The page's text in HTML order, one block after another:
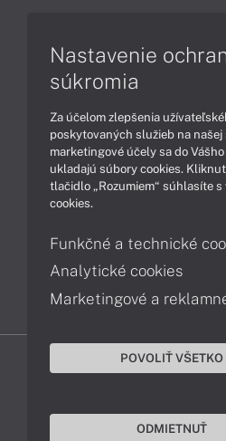
Ako nakupovať
Podpora a servis
Servisné
Diagnostiky online
DELL-SHOP © 2011 - 2026
Nastavenie
súkromia
Za účelom zlepšenia
poskytovaných služieb na našej
marketingové účely sa do
ukladajú súbory cookies.
tlačidlo „Rozumiem“ súhlasíte
cookies.
Funkčné a technické
Analytické cookies
Marketingové a
POVOLIŤ VŠETKO
ODMIETNUŤ